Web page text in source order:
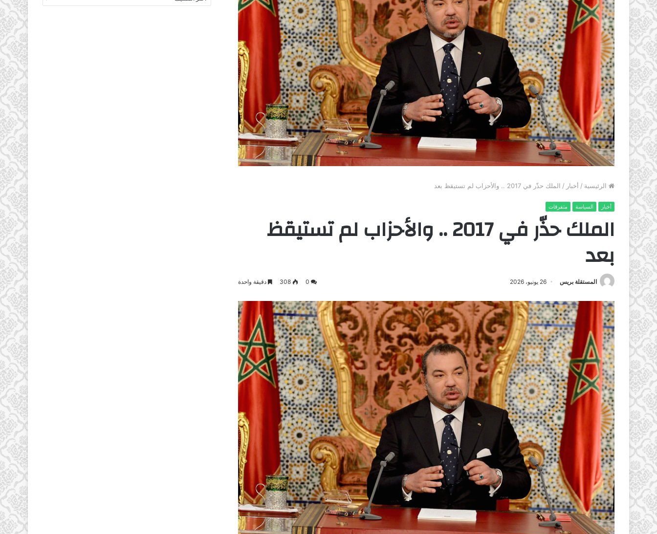
الرئيسية / أخبار / الملك حذّر في 2017 .. والأحزاب لم تستيقظ بعد
أخبار السياسة متفرقات
الملك حذّر في 2017 .. والأحزاب لم تستيقظ
بعد
المستقلة بريس 26 يونيو، 2026 0
308 دقيقة واحدة